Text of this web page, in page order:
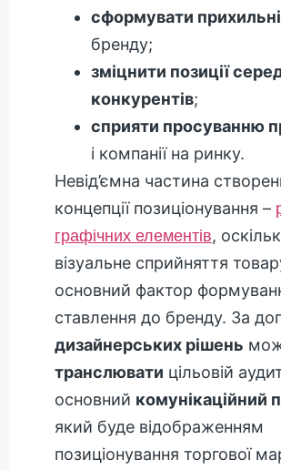
сформувати
бренду;
зміцнити позиції
конкурентів;
сприяти просуванню
і компанії на ринку.
Невід’ємна частина
концепції позиціонування –
графічних елементів,
візуальне сприйняття
основний фактор
ставлення до бренду. За
дизайнерських рішень
транслювати цільовій
основний комунікаційний
який буде відображенням
позиціонування торгової